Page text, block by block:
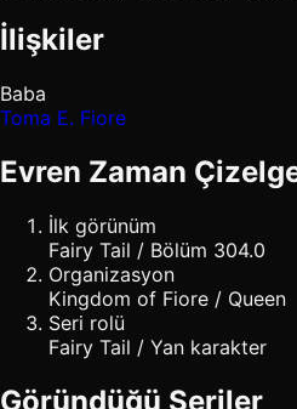
İlişkiler
Baba
Toma E. Fiore
Evren Zaman
İlk görünüm
Fairy Tail / Bölüm 304.0
Organizasyon
Kingdom of Fiore / Queen
Seri rolü
Fairy Tail / Yan karakter
Göründüğü Seriler